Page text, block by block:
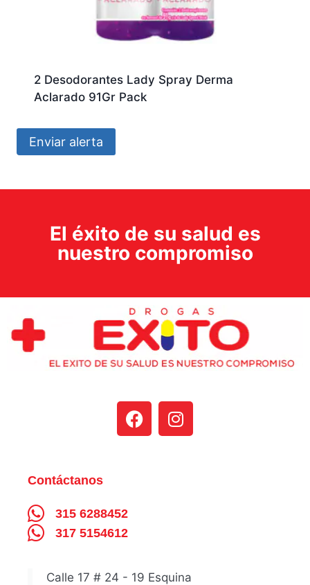
2 Desodorantes Lady Spray Derma
Aclarado 91Gr Pack
Enviar alerta
El éxito de su salud es
nuestro compromiso
Contáctanos
315 6288452
317 5154612
Calle 17 # 24 - 19 Esquina